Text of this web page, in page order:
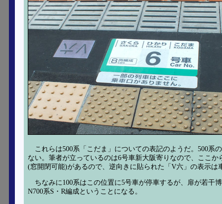
これらは500系「こだま」についての表記のようだ。500
ない。筆者が立っているのは6号車新大阪寄りなので、ここ
(窓開閉可能)があるので、逆向きに貼られた「V六」の表示
ちなみに100系はこの位置に5号車が停車するが、扉が若干
N700系S・R編成ということになる。